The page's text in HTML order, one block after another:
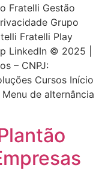
Fratelli Gestão
Grupo
Fratelli Play
LinkedIn © 2025 |
– CNPJ:
Cursos Início
de alternância